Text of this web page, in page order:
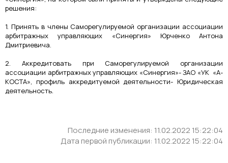
решения:
1. Принять в члены Саморегулируемой организации ассоциации
арбитражных управляющих «Синергия» Юрченко Антона
Дмитриевича.
2. Аккредитовать при Саморегулируемой организации
ассоциации арбитражных управляющих «Синергия»- ЗАО «УК «А-
КОСТА», профиль аккредитуемой деятельности- Юридическая
деятельность.
Последние изменения: 11.02.2022 15:22:04
Дата первой публикации: 11.02.2022 15:22:04